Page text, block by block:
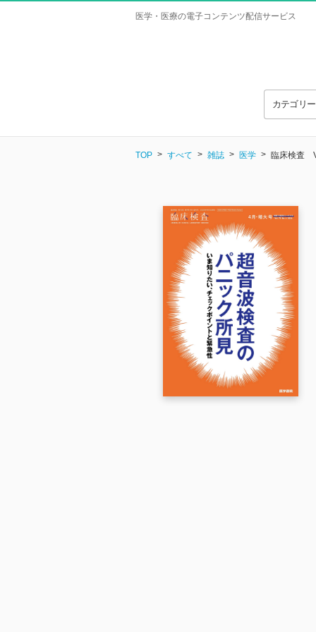
医学・医療の電子コンテンツ配信サービス
カテゴリ
TOP すべて 雑誌 医学 臨床検査